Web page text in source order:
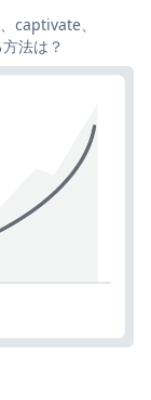
captivate、
法は？